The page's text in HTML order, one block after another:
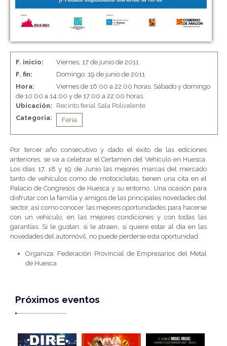
F. inicio:
Viernes, 17 de junio de 2011
F. fin:
Domingo, 19 de junio de 2011
Hora:
Viernes de 16:00 a 22:00 horas. Sábado y domingo
de 10:00 a 14:00 y de 17:00 a 22:00 horas.
Ubicación:
Recinto ferial Sala Polivalente
Categoria:
Feria
Por tercer año consecutivo y dado el éxito de las ediciones
anteriores, se va a celebrar el Certamen del Vehículo en Huesca.
Los días 17, 18 y 19 de Junio las mejores marcas del mercado
tanto de vehículos como de motocicletas, tienen una cita en el
Palacio de Congresos de Huesca y su entorno. Una ocasión para
disfrutar con la familia y amigos de las principales novedades del
sector, así como conocer las mejores oportunidades para hacerse
con un vehículo, en las mejores condiciones y con todas las
garantías. Si le gustan, si le atraen, si quiere estar al día en las
novedades del automóvil, no puede perderse esta oportunidad.
Organiza: Federación Provincial de Empresarios del Metal
de Huesca
Próximos eventos